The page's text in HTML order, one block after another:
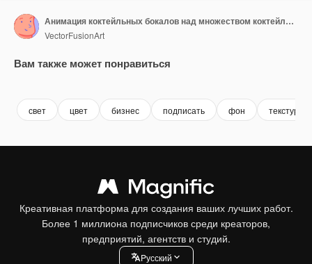
Анимация коктейльных бокалов над множеством коктейлей на фоне.
VectorFusionArt
Вам также может понравиться
свет цвет бизнес подписать фон текстура
Креативная платформа для создания ваших лучших работ.
Более 1 миллиона подписчиков среди креаторов,
предприятий, агентств и студий.
Pусский